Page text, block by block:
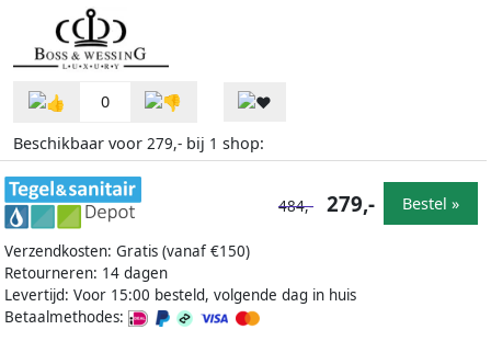
0
Beschikbaar voor 279,- bij 1 shop:
Verzendkosten: Gratis (vanaf €150)
Retourneren: 14 dagen
Levertijd: Voor 15:00 besteld, volgende dag in huis
Betaalmethodes:
484,- 279,- Bestel »